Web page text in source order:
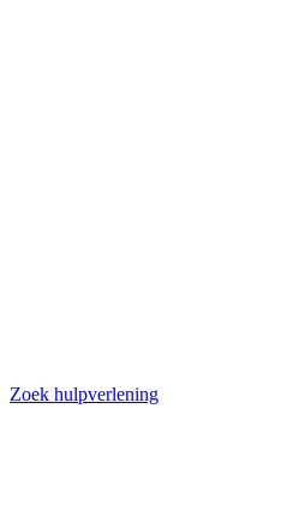
Zoek hulpverlening